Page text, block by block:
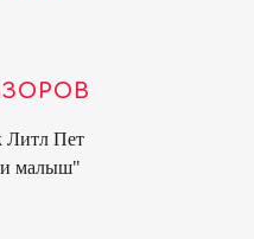
Литл Пет
малыш"